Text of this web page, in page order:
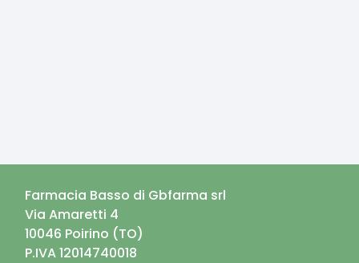
Farmacia Basso di Gbfarma srl
Via Amaretti 4
10046 Poirino (TO)
P.IVA12014740018